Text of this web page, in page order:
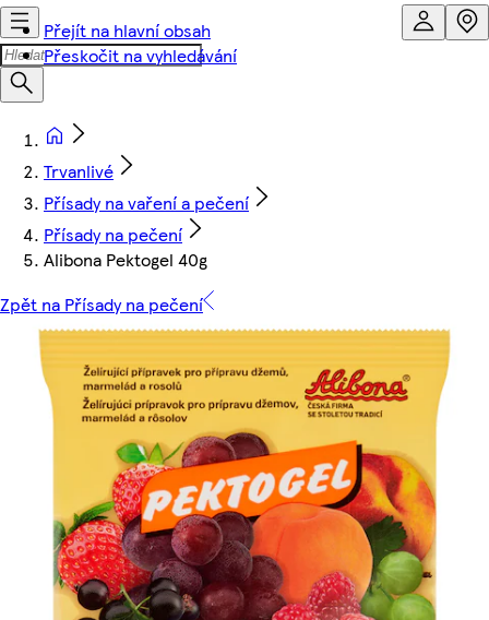
Přejít na hlavní obsah
Přeskočit na vyhledávání
Trvanlivé
Přísady na vaření a pečení
Přísady na pečení
Alibona Pektogel 40g
Zpět na Přísady na pečení